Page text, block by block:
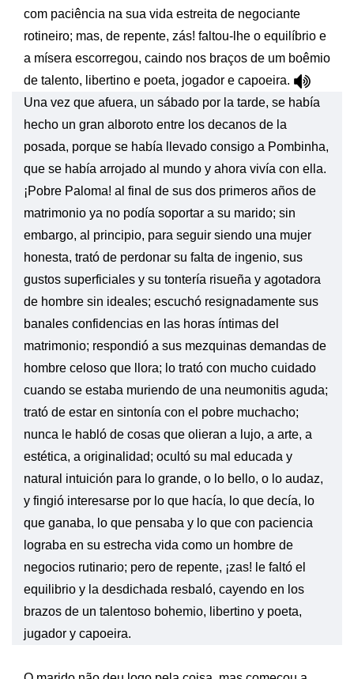
com paciência na sua vida estreita de negociante
rotineiro; mas, de repente, zás! faltou-lhe o equilíbrio e
a mísera escorregou, caindo nos braços de um boêmio
de talento, libertino e poeta, jogador e capoeira.
Una vez que afuera, un sábado por la tarde, se había
hecho un gran alboroto entre los decanos de la
posada, porque se había llevado consigo a Pombinha,
que se había arrojado al mundo y ahora vivía con ella.
¡Pobre Paloma! al final de sus dos primeros años de
matrimonio ya no podía soportar a su marido; sin
embargo, al principio, para seguir siendo una mujer
honesta, trató de perdonar su falta de ingenio, sus
gustos superficiales y su tontería risueña y agotadora
de hombre sin ideales; escuchó resignadamente sus
banales confidencias en las horas íntimas del
matrimonio; respondió a sus mezquinas demandas de
hombre celoso que llora; lo trató con mucho cuidado
cuando se estaba muriendo de una neumonitis aguda;
trató de estar en sintonía con el pobre muchacho;
nunca le habló de cosas que olieran a lujo, a arte, a
estética, a originalidad; ocultó su mal educada y
natural intuición para lo grande, o lo bello, o lo audaz,
y fingió interesarse por lo que hacía, lo que decía, lo
que ganaba, lo que pensaba y lo que con paciencia
lograba en su estrecha vida como un hombre de
negocios rutinario; pero de repente, ¡zas! le faltó el
equilibrio y la desdichada resbaló, cayendo en los
brazos de un talentoso bohemio, libertino y poeta,
jugador y capoeira.